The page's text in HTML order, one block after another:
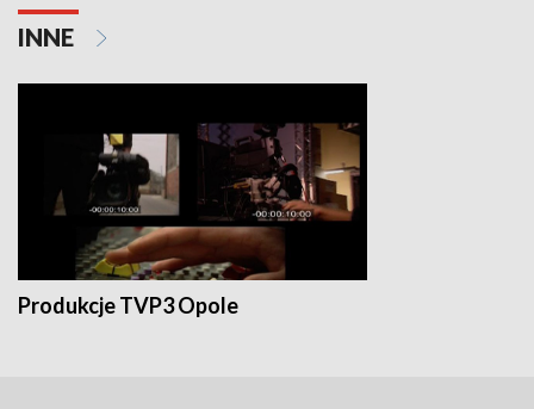
INNE
Produkcje TVP3 Opole